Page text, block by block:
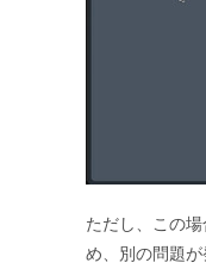
ただし、この
め、別の問題が